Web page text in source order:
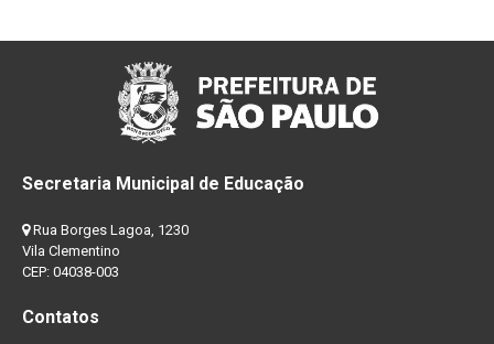
Secretaria Municipal de Educação
Rua Borges Lagoa, 1230
Vila Clementino
CEP: 04038-003
Contatos